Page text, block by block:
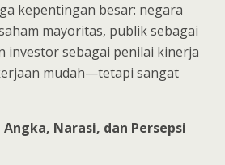
kepentingan besar: negara
mayoritas, publik sebagai
investor sebagai penilai kinerja
mudah—tetapi sangat
Narasi, dan Persepsi